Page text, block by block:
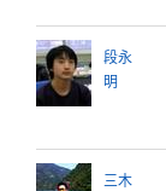
段永
明
三木